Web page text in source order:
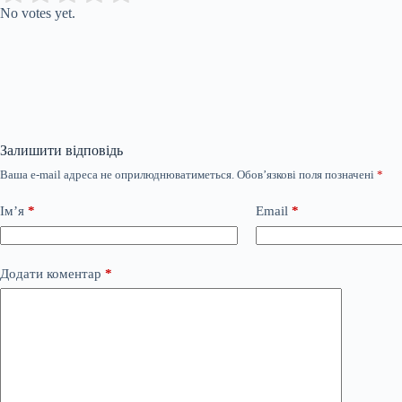
No votes yet.
Залишити відповідь
Ваша e-mail адреса не оприлюднюватиметься. Обов’язкові поля позначені *
Ім’я * Email *
Додати коментар *